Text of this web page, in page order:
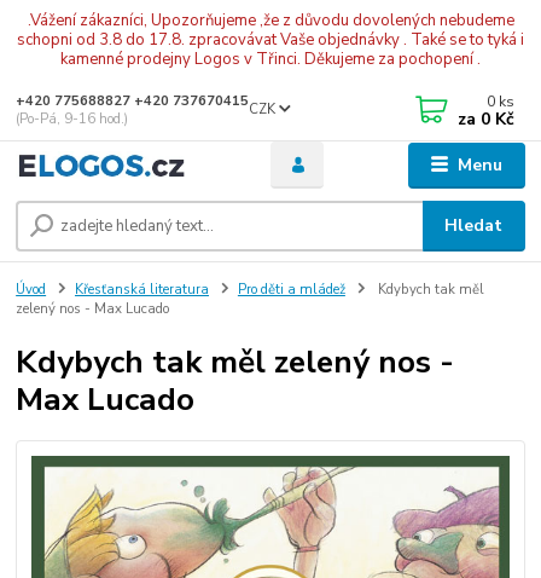
.Vážení zákazníci, Upozorňujeme ,že z důvodu dovolených nebudeme
schopni od 3.8 do 17.8. zpracovávat Vaše objednávky . Také se to tyká i
kamenné prodejny Logos v Třinci. Děkujeme za pochopení .
Menu
CZK
Hledat
+420 775688827 +420 737670415
(Po-Pá, 9-16 hod.)
0 ks
za 0 Kč
Úvod Křesťanská literatura Pro děti a mládež
Kdybych tak měl
zelený nos - Max Lucado
Kdybych tak měl zelený nos -
Max Lucado